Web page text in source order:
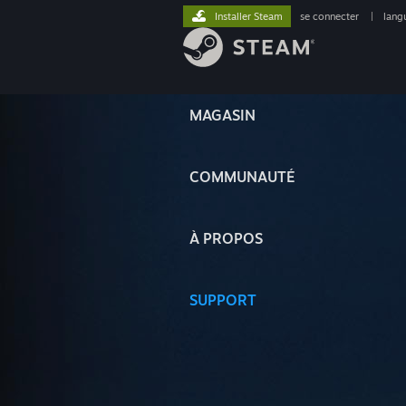
MAGASIN
COMMUNAUTÉ
À PROPOS
SUPPORT
Installer Steam se connecter